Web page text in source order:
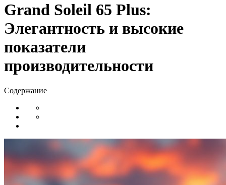
Grand Soleil 65 Plus:
Элегантность и высокие
показатели
производительности
Содержание